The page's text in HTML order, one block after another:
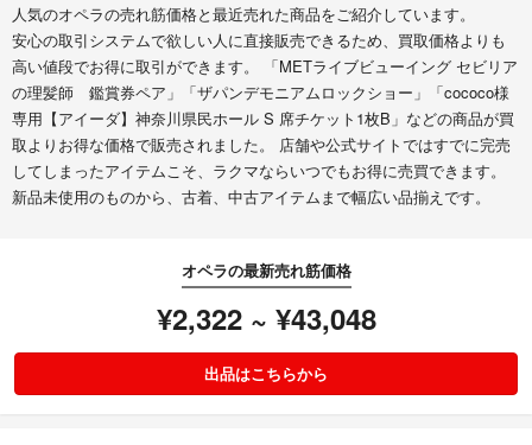
人気のオペラの売れ筋価格と最近売れた商品をご紹介しています。
安心の取引システムで欲しい人に直接販売できるため、買取価格よりも
高い値段でお得に取引ができます。 「METライブビューイング セビリア
の理髪師 鑑賞券ペア」「ザパンデモニアムロックショー」「cococo様
専用【アイーダ】神奈川県民ホール S 席チケット1枚B」などの商品が買
取よりお得な価格で販売されました。 店舗や公式サイトではすでに完売
してしまったアイテムこそ、ラクマならいつでもお得に売買できます。
新品未使用のものから、古着、中古アイテムまで幅広い品揃えです。
オペラの最新売れ筋価格
¥2,322 ~ ¥43,048
出品はこちらから